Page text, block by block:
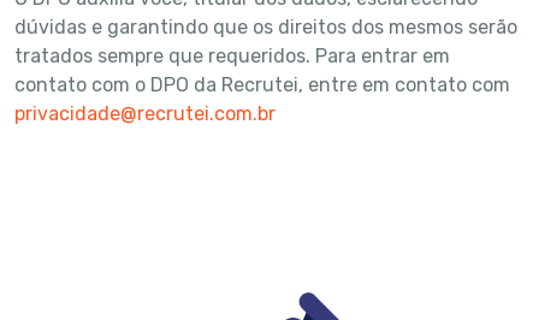
dúvidas e garantindo que os direitos dos mesmos serão
tratados sempre que requeridos. Para entrar em
contato com o DPO da Recrutei, entre em contato com
privacidade@recrutei.com.br